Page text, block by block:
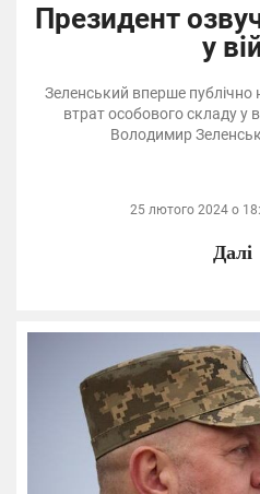
Президент
у
Зеленський вперше публічно
втрат особового складу у
Володимир
25 лютого 2024 о
Далі